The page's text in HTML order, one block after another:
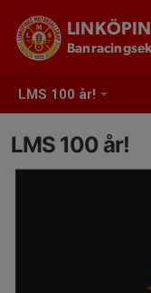
LMS 100 år!
LMS 100 år!